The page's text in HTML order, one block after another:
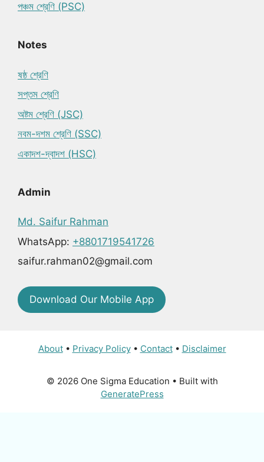
পঞ্চম শ্রেণি (PSC)
Notes
ষষ্ঠ শ্রেণি
সপ্তম শ্রেণি
অষ্টম শ্রেণি (JSC)
নবম-দশম শ্রেণি (SSC)
একাদশ-দ্বাদশ (HSC)
Admin
Md. Saifur Rahman
WhatsApp: +8801719541726
saifur.rahman02@gmail.com
Download Our Mobile App
About• Privacy Policy• Contact• Disclaimer
© 2026 One Sigma Education • Built with
GeneratePress